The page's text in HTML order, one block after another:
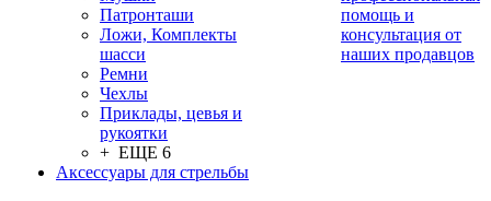
Патронташи
Ложи, Комплекты
шасси
Ремни
Чехлы
Приклады, цевья и
рукоятки
+ ЕЩЕ 6
Аксессуары для стрельбы
помощь и
консультация от
наших продавцов